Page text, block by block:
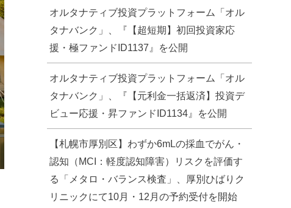
オルタナティブ投資プラットフォーム「オル
タナバンク」、『【超短期】初回投資家応
援・極ファンドID1137』を公開
オルタナティブ投資プラットフォーム「オル
タナバンク」、『【元利金一括返済】投資デ
ビュー応援・昇ファンドID1134』を公開
【札幌市厚別区】わずか6mLの採血でがん・
認知（MCI：軽度認知障害）リスクを評価す
る「メタロ・バランス検査」、厚別ひばりク
リニックにて10月・12月の予約受付を開始